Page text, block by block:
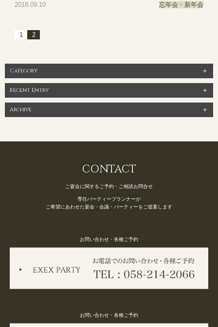
す。 ●―○―●―○―●―○―●―○―●―○―●―○―●―○―●EXEX
3つの結婚式場で叶う自由自在なパーティーをご提案お問い合わせ
ィーツ：岐阜県岐阜市玉森町1-1エグゼクスガーデン：岐阜県岐阜
市日置江343-1エグゼクススクエア：岐阜県岐阜市鷺山新町2-1 ▼
お問い合わせhttps://exexparty.jp/contact/▼各会場へのアクセス
https://exexparty.jp/access/
2018.09.10 忘年会・新年会
1 2
Category
Recent Entry
Archive
CONTACT
ご宴会に関するご予約・ご相談お問合せ
専任パーティープランナーが
ご希望にあわせた宴会・会議・パーティーをご提案します
お問い合わせ・各種ご予約
お問い合わせ・各種ご予約